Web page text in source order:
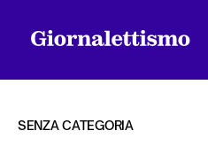
SENZA CATEGORIA